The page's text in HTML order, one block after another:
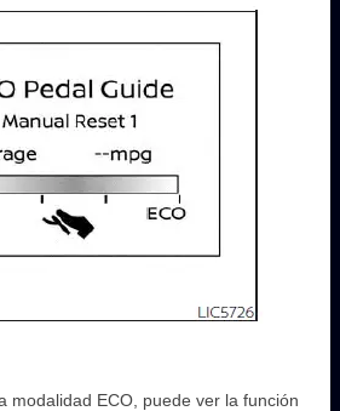
modalidad ECO, puede ver la función